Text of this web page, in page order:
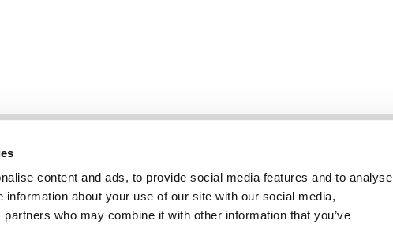
content and ads, to provide social media features and to analyse
information about your use of our site with our social media,
who may combine it with other information that you’ve